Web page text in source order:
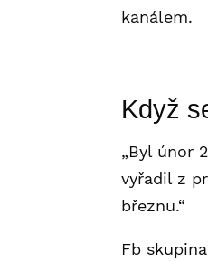
kanálem.
Když
„Byl únor
vyřadil z
březnu.“
Fb